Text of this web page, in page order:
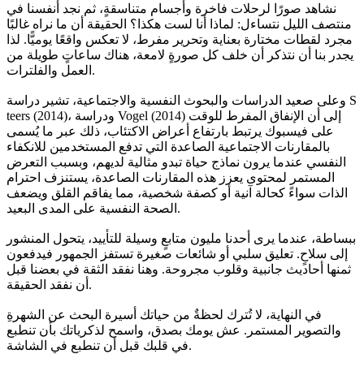
نشاهد صورًا لرحلات فاخرة وأجسام متناسقةٍ، ثم نجد أنفسنا في
منتصف الليل نتساءل: لماذا أنا لست هكذا؟ الحقيقة أن ما نراه غالبًا
مجرد لقطات مختارة بعناية وتحرير مفرط، لا تعكس واقعًا يوميًّا. لذا
يجدر بنا أن نتذكر أن خلف كل صورةٍ لامعة، هناك ساعاتٍ طويلة من
العمل والفلترات.
وعلى صعيد الدراسات والبحوث النفسية والاجتماعية، تشير دراسة S
teers (2014)، ودراسة Vogel (2014) إلى أن الإنفاق المفرط للوقت
على فيسبوك يرتبط بارتفاع أعراض الاكتئاب، ذلك عبر ما يُسمى
بالمقارنات الاجتماعية الصاعدة التي تدفع المستخدمين للانكفاء
النفسي عندما يرون نماذج حياة تبدو مثالية لديهم، وبسبب التعرض
المستمر لمحتوى يعزز هذه المقارنات الصاعدة، يستنزف احترام
الذات سواءً كحالة آنية أو كصفة شخصية، مما يفاقم القلق ويضعف
الصحة النفسية على المدى البعيد.
ببساطة، عندما يرى أحدنا مليون متابعٍ وسيلة للتأييد، يتحول المنشور
إلى سلاحٍ. تعليق سلبي أو شائعات صغيرة تستفز الجمهور فيدفعون
ثمنها أحاديث جانبية وقلوب مجروحة. وهنا نفقد الثقة في بعضنا قبل
أن نفقد الحقيقة.
في النهاية، لا تُترك لحظةٌ من حياتك أسيرة البحث عن الشهرةِ
والتصوير المستمر. عش يومك بصدق، واسمح لذكرياتك بأن تنطبع
في قلبك قبل أن تنطبع في الشاشة.